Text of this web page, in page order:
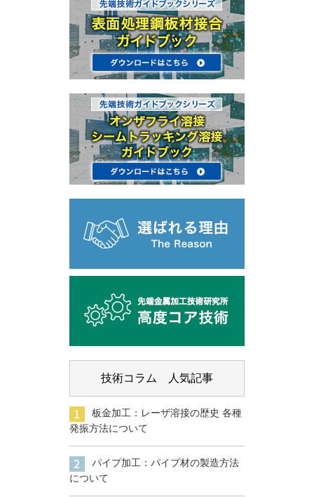
技術コラム 人気記事
板金加工：レーザ溶接の歴史 各種
発振方法について
パイプ加工：パイプ材の製造方法
について